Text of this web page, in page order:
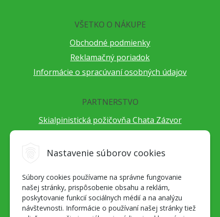
Nastavenie súborov cookies
Súbory cookies používame na správne fungovanie
našej stránky, prispôsobenie obsahu a reklám,
poskytovanie funkcií sociálnych médií a na analýzu
návštevnosti. Informácie o používaní našej stránky tiež
VŠETKO O NÁKUPE
Obchodné podmienky
Reklamačný poriadok
Informácie o spracúvaní osobných údajov
PARTNERSTVO
Skialpinistická požičovňa Chata Zázvor
Cestovateľský festival Cestou necestou
Alpenverein Slovensko
Hore-dole Derešom
Motorest Nemecká